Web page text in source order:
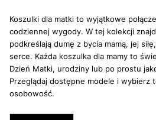
Koszulki dla matki to wyjątkowe
codziennej wygody. W tej kolekcji
podkreślają dumę z bycia mamą, jej
serce. Każda koszulka dla mamy to
Dzień Matki, urodziny lub po prostu
Przeglądaj dostępne modele i wybierz
osobowość.